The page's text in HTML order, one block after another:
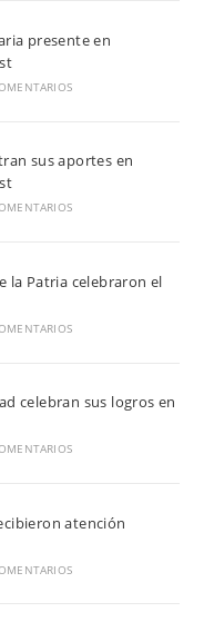
presente en
sus aportes en
la Patria celebraron el
celebran sus logros en
atención